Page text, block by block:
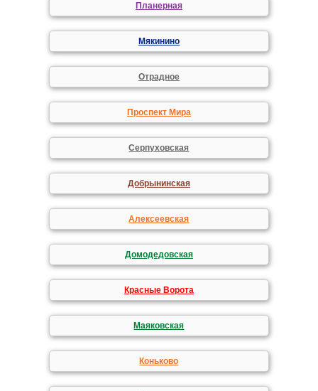
Планерная
Мякинино
Отрадное
Проспект Мира
Серпуховская
Добрынинская
Алексеевская
Домодедовская
Красные Ворота
Маяковская
Коньково